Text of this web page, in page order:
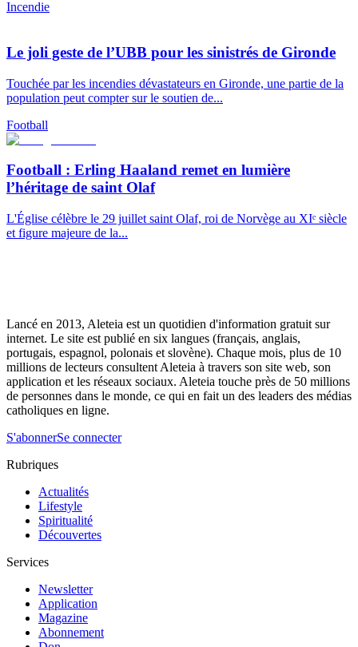
Incendie
Le joli geste de l’UBB pour les sinistrés de Gironde
Touchée par les incendies dévastateurs en Gironde, une partie de la
population peut compter sur le soutien de...
Football
Football : Erling Haaland remet en lumière
l’héritage de saint Olaf
L'Église célèbre le 29 juillet saint Olaf, roi de Norvège au XIᵉ siècle
et figure majeure de la...
Lancé en 2013, Aleteia est un quotidien d'information gratuit sur
internet. Le site est publié en six langues (français, anglais,
portugais, espagnol, polonais et slovène). Chaque mois, plus de 10
millions de lecteurs consultent Aleteia à travers son site web, son
application et les réseaux sociaux. Aleteia touche près de 50 millions
de personnes dans le monde, ce qui en fait un des leaders des médias
catholiques en ligne.
S'abonnerSe connecter
Rubriques
Actualités
Lifestyle
Spiritualité
Découvertes
Services
Newsletter
Application
Magazine
Abonnement